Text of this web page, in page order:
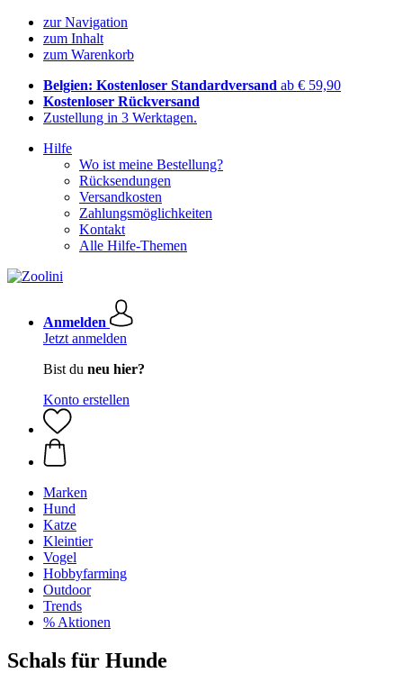
zur Navigation
zum Inhalt
zum Warenkorb
Belgien: Kostenloser Standardversand ab € 59,90
Kostenloser Rückversand
Zustellung in 3 Werktagen.
Hilfe
Wo ist meine Bestellung?
Rücksendungen
Versandkosten
Zahlungsmöglichkeiten
Kontakt
Alle Hilfe-Themen
Anmelden
Jetzt anmelden
Bist du neu hier?
Konto erstellen
Marken
Hund
Katze
Kleintier
Vogel
Hobbyfarming
Outdoor
Trends
% Aktionen
Schals für Hunde